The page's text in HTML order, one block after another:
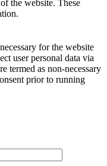
the website. These
for the website
user personal data via
termed as non-necessary
prior to running